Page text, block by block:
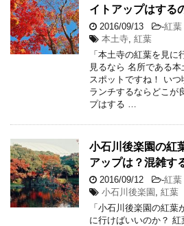
イトアップはする
2016/09/13 -紅葉
本土寺 紅葉
「本土寺の紅葉を見
見るなら 名所である
スポットですね！ い
ランチするならどこが
プはする …
小石川後楽園の紅
アップは？混雑す
2016/09/12 -紅葉
小石川後楽園 紅葉
「小石川後楽園の紅
に行けばいいのか？